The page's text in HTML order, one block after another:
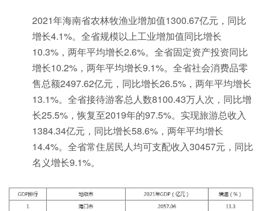
2021年海南省农林牧渔业增加值1300.67亿元，同比
增长4.1%。全省规模以上工业增加值同比增长
10.3%，两年平均增长2.6%。全省固定资产投资同比
增长10.2%，两年平均增长9.1%。全省社会消费品零
售总额2497.62亿元，同比增长26.5%，两年平均增长
13.1%。全省接待游客总人数8100.43万人次，同比增
长25.5%，恢复至2019年的97.5%。实现旅游总收入
1384.34亿元，同比增长58.6%，两年平均增长
14.4%。全省常住居民人均可支配收入30457元，同比
名义增长9.1%。